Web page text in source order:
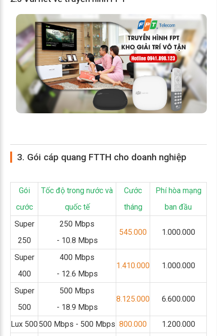
3. Gói cáp quang FTTH cho doanh nghiệp
Gói
cước
Tốc độ trong nước và
quốc tế
Cước
tháng
Phí hòa mạng
ban đầu
Super
250
250 Mbps
- 10.8 Mbps
545.000 1.000.000
Super
400
400 Mbps
- 12.6 Mbps
1.410.000 1.000.000
Super
500
500 Mbps
- 18.9 Mbps
8.125.000 6.600.000
Lux 500500 Mbps - 500 Mbps 800.000
1.200.000